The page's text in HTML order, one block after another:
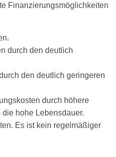
Finanzierungsmöglichkeiten
durch den deutlich
den deutlich geringeren
durch höhere
hohe Lebensdauer.
Es ist kein regelmäßiger